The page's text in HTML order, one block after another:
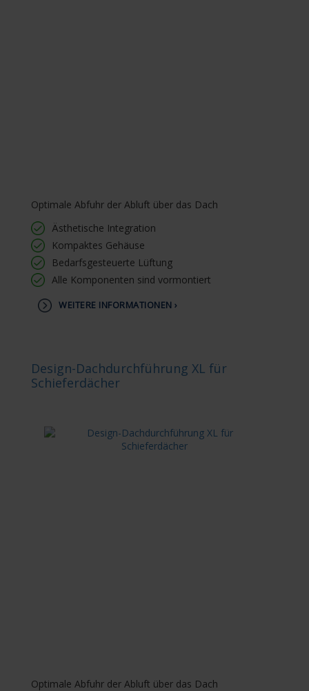
Optimale Abfuhr der Abluft über das Dach
Ästhetische Integration
Kompaktes Gehäuse
Bedarfsgesteuerte Lüftung
Alle Komponenten sind vormontiert
WEITERE INFORMATIONEN ›
Design-Dachdurchführung XL für
Schieferdächer
Optimale Abfuhr der Abluft über das Dach